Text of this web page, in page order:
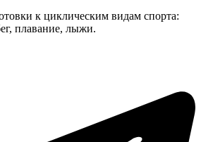
к циклическим видам спорта:
плавание, лыжи.